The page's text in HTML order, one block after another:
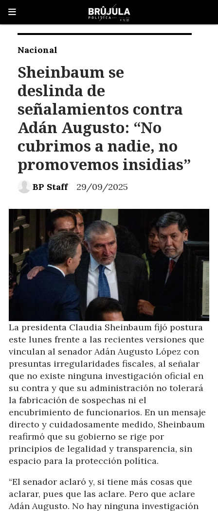
Sheinbaum se
deslinda de
señalamientos contra
Adán Augusto: “No
cubrimos a nadie, no
promovemos insidias”
Nacional
29/09/2025
BP Staff
La presidenta Claudia Sheinbaum fijó postura
este lunes frente a las recientes versiones que
vinculan al senador Adán Augusto López con
presuntas irregularidades fiscales, al señalar
que no existe ninguna investigación oficial en
su contra y que su administración no tolerará
la fabricación de sospechas ni el
encubrimiento de funcionarios. En un mensaje
directo y cuidadosamente medido, Sheinbaum
reafirmó que su gobierno se rige por
principios de legalidad y transparencia, sin
espacio para la protección política.
“El senador aclaró y, si tiene más cosas que
aclarar, pues que las aclare. Pero que aclare
Adán Augusto. No hay ninguna investigación